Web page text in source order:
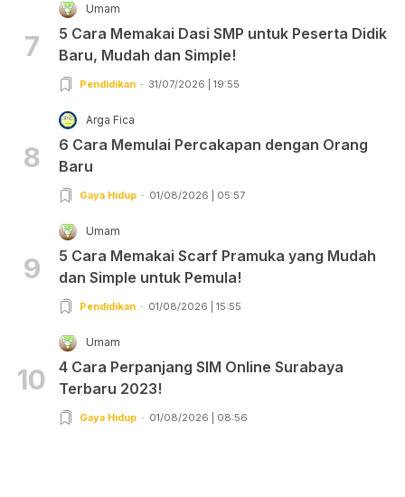
7
Umam
5 Cara Memakai Dasi SMP untuk Peserta Didik
Baru, Mudah dan Simple!
Pendidikan 31/07/2026 | 19:55
8
Arga Fica
6 Cara Memulai Percakapan dengan Orang
Baru
Gaya Hidup 01/08/2026 | 05:57
9
Umam
5 Cara Memakai Scarf Pramuka yang Mudah
dan Simple untuk Pemula!
Pendidikan 01/08/2026 | 15:55
10
Umam
4 Cara Perpanjang SIM Online Surabaya
Terbaru 2023!
Gaya Hidup 01/08/2026 | 08:56